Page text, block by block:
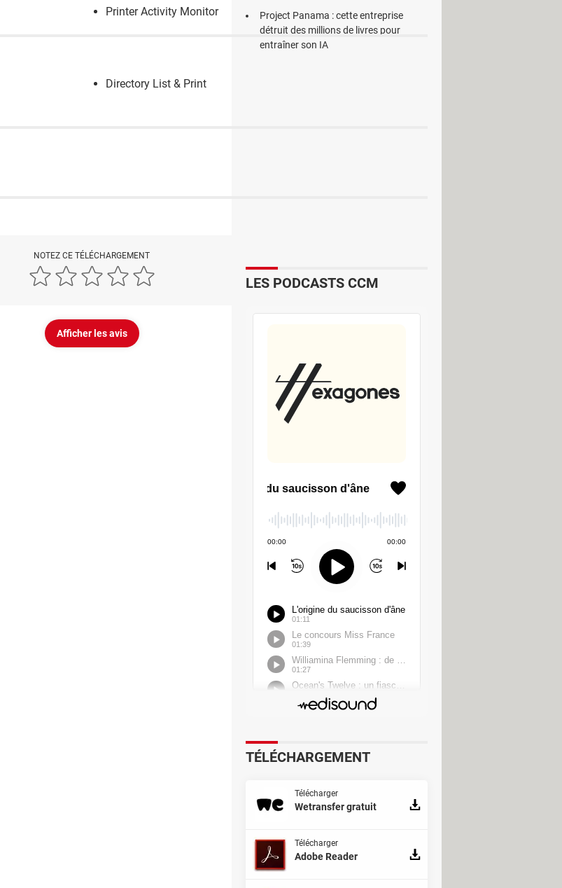
Printer Activity Monitor
Directory List & Print
NOTEZ CE TÉLÉCHARGEMENT
Afficher les avis
Project Panama : cette entreprise
détruit des millions de livres pour
entraîner son IA
LES PODCASTS CCM
TÉLÉCHARGEMENT
Télécharger
Wetransfer gratuit
Télécharger
Adobe Reader